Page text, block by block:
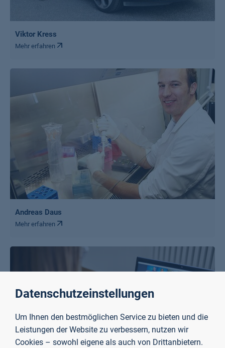
Viktor Kress
Mehr erfahren
Andreas Daus
Mehr erfahren
Datenschutzeinstellungen
Um Ihnen den bestmöglichen Service zu bieten und die
Leistungen der Website zu verbessern, nutzen wir
Cookies – sowohl eigene als auch von Drittanbietern.